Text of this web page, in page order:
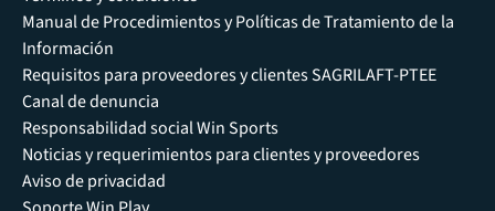
Manual de Procedimientos y Políticas de Tratamiento de la
Información
Requisitos para proveedores y clientes SAGRILAFT-PTEE
Canal de denuncia
Responsabilidad social Win Sports
Noticias y requerimientos para clientes y proveedores
Aviso de privacidad